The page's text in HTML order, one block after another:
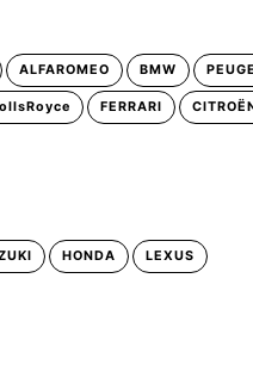
ALFAROMEO BMW
FERRARI
HONDA LEXUS